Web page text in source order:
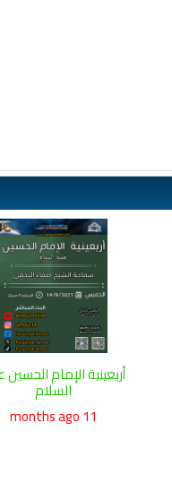
أربعينية الإمام الحسين
السلام
11 months ago